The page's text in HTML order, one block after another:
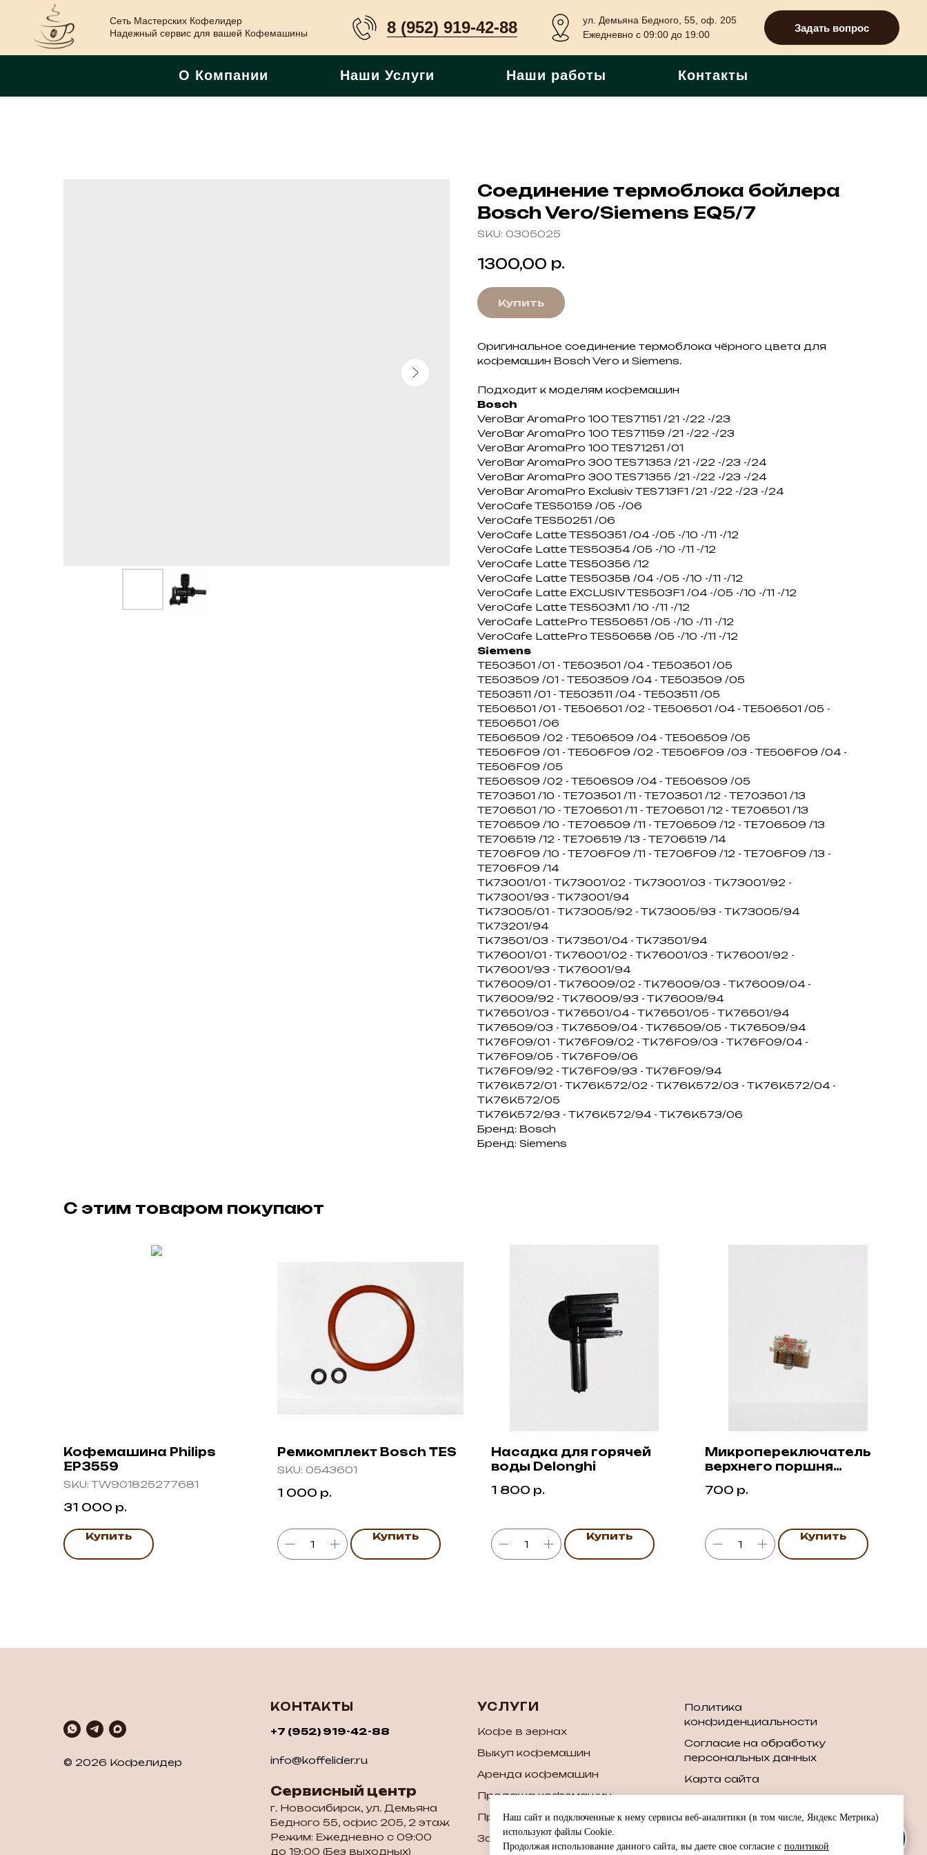
Сеть Мастерских Кофелидер
Надежный сервис для вашей Кофемашины
8 (952) 919-42-88
ул. Демьяна Бедного, 55, оф. 205
Ежедневно с 09:00 до 19:00
Задать вопрос
О Компании Наши Услуги Наши работы Контакты
Соединение термоблока бойлера
Bosch Vero/Siemens EQ5/7
SKU: 0305025
1300,00 р.
Купить
Оригинальное соединение термоблока чёрного цвета для
кофемашин Bosch Vero и Siemens.
Подходит к моделям кофемашин
Bosch
VeroBar AromaPro 100 TES71151 /21 -/22 -/23
VeroBar AromaPro 100 TES71159 /21 -/22 -/23
VeroBar AromaPro 100 TES71251 /01
VeroBar AromaPro 300 TES71353 /21 -/22 -/23 -/24
VeroBar AromaPro 300 TES71355 /21 -/22 -/23 -/24
VeroBar AromaPro Exclusiv TES713F1 /21 -/22 -/23 -/24
VeroCafe TES50159 /05 -/06
VeroCafe TES50251 /06
VeroCafe Latte TES50351 /04 -/05 -/10 -/11 -/12
VeroCafe Latte TES50354 /05 -/10 -/11 -/12
VeroCafe Latte TES50356 /12
VeroCafe Latte TES50358 /04 -/05 -/10 -/11 -/12
VeroCafe Latte EXCLUSIV TES503F1 /04 -/05 -/10 -/11 -/12
VeroCafe Latte TES503M1 /10 -/11 -/12
VeroCafe LattePro TES50651 /05 -/10 -/11 -/12
VeroCafe LattePro TES50658 /05 -/10 -/11 -/12
Siemens
TE503501 /01 - TE503501 /04 - TE503501 /05
TE503509 /01 - TE503509 /04 - TE503509 /05
TE503511 /01 - TE503511 /04 - TE503511 /05
TE506501 /01 - TE506501 /02 - TE506501 /04 - TE506501 /05 -
TE506501 /06
TE506509 /02 - TE506509 /04 - TE506509 /05
TE506F09 /01 - TE506F09 /02 - TE506F09 /03 - TE506F09 /04 -
TE506F09 /05
TE506S09 /02 - TE506S09 /04 - TE506S09 /05
TE703501 /10 - TE703501 /11 - TE703501 /12 - TE703501 /13
TE706501 /10 - TE706501 /11 - TE706501 /12 - TE706501 /13
TE706509 /10 - TE706509 /11 - TE706509 /12 - TE706509 /13
TE706519 /12 - TE706519 /13 - TE706519 /14
TE706F09 /10 - TE706F09 /11 - TE706F09 /12 - TE706F09 /13 -
TE706F09 /14
TK73001/01 - TK73001/02 - TK73001/03 - TK73001/92 -
TK73001/93 - TK73001/94
TK73005/01 - TK73005/92 - TK73005/93 - TK73005/94
TK73201/94
TK73501/03 - TK73501/04 - TK73501/94
TK76001/01 - TK76001/02 - TK76001/03 - TK76001/92 -
TK76001/93 - TK76001/94
TK76009/01 - TK76009/02 - TK76009/03 - TK76009/04 -
TK76009/92 - TK76009/93 - TK76009/94
TK76501/03 - TK76501/04 - TK76501/05 - TK76501/94
TK76509/03 - TK76509/04 - TK76509/05 - TK76509/94
TK76F09/01 - TK76F09/02 - TK76F09/03 - TK76F09/04 -
TK76F09/05 - TK76F09/06
TK76F09/92 - TK76F09/93 - TK76F09/94
TK76K572/01 - TK76K572/02 - TK76K572/03 - TK76K572/04 -
TK76K572/05
TK76K572/93 - TK76K572/94 - TK76K573/06
Бренд: Bosch
Бренд: Siemens
С этим товаром покупают
Кофемашина Philips
EP3559
SKU: TW901825277681
31 000 р.
Купить
Ремкомплект Bosch TES
SKU: 0543601
1 000 р.
Купить
Насадка для горячей
воды Delonghi
1 800 р.
Купить
Микропереключатель
верхнего поршня
700 р.
Купить
© 2026 Кофелидер
КОНТАКТЫ
+7 (952) 919-42-88
info@koffelider.ru
Сервисный центр
г. Новосибирск, ул. Демьяна
Бедного 55, офис 205, 2 этаж
Режим: Ежедневно с 09:00
до 19:00 (Без выходных)
УСЛУГИ
Кофе в зернах
Выкуп кофемашин
Аренда кофемашин
Продажа кофемашин
Продажа б/у кофемашин
Запчасти для кофемашин
Политика
конфиденциальности
Согласие на обработку
персональных данных
Карта сайта
Наш сайт и подключенные к нему сервисы веб-аналитики (в том числе, Яндекс Метрика)
используют файлы Cookie.
Продолжая использование данного сайта, вы даете свое согласие с политикой